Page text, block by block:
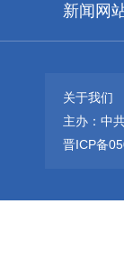
新闻网
关于我们
主办：中
晋ICP备